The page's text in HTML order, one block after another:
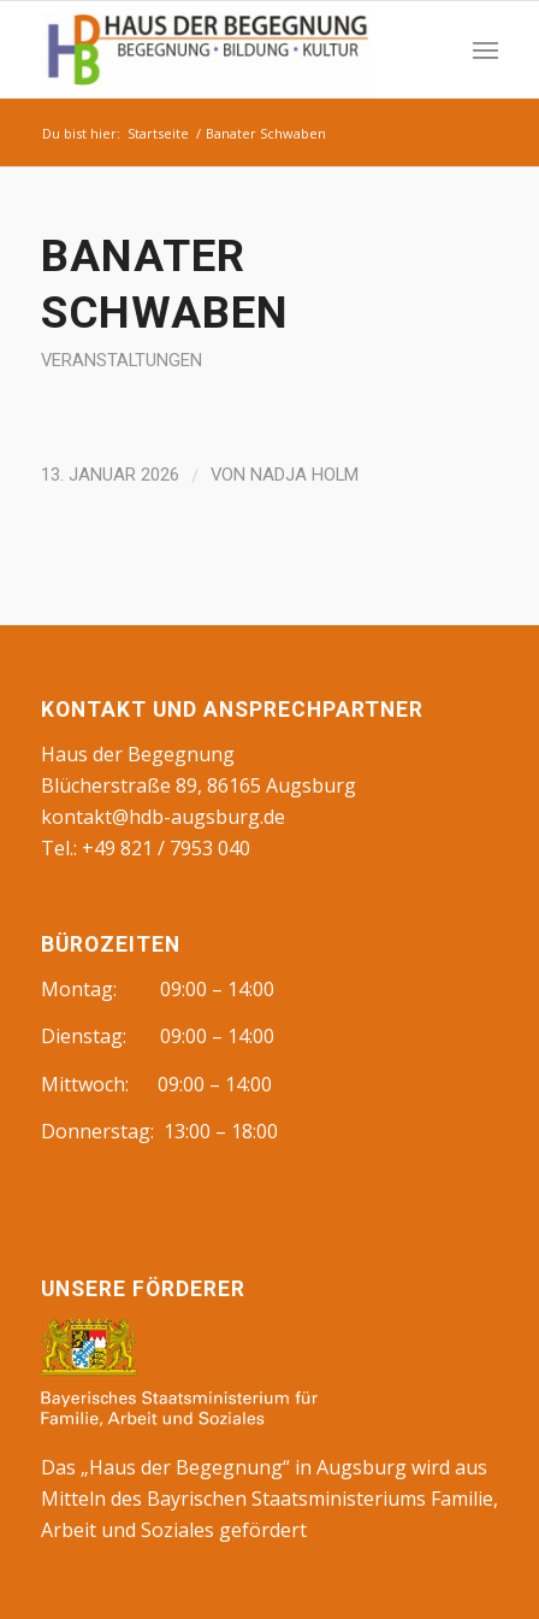
Du bist hier: Startseite / Banater Schwaben
BANATER
SCHWABEN
VERANSTALTUNGEN
13. JANUAR 2026 / VON NADJA HOLM
KONTAKT UND ANSPRECHPARTNER
Haus der Begegnung
Blücherstraße 89, 86165 Augsburg
kontakt@hdb-augsburg.de
Tel.: +49 821 / 7953 040
BÜROZEITEN
Montag: 09:00 – 14:00
Dienstag: 09:00 – 14:00
Mittwoch: 09:00 – 14:00
Donnerstag: 13:00 – 18:00
UNSERE FÖRDERER
Das „Haus der Begegnung“ in Augsburg wird aus
Mitteln des Bayrischen Staatsministeriums Familie,
Arbeit und Soziales gefördert